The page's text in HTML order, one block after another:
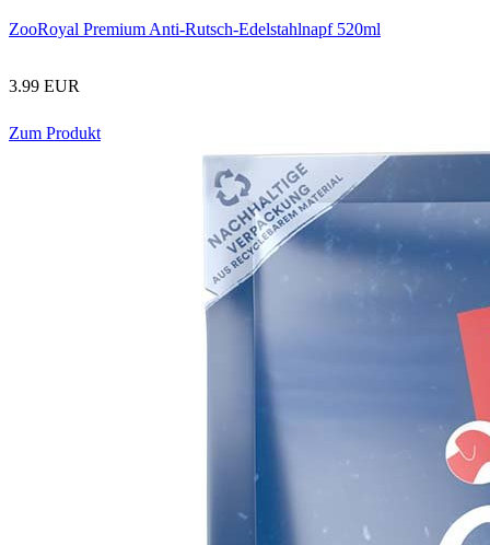
ZooRoyal Premium Anti-Rutsch-Edelstahlnapf 520ml
3.99 EUR
Zum Produkt